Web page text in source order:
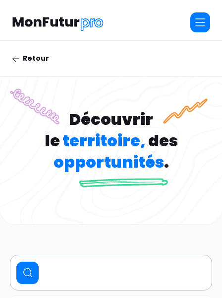
Retour
Découvrir
leterritoire,des
opportunités.